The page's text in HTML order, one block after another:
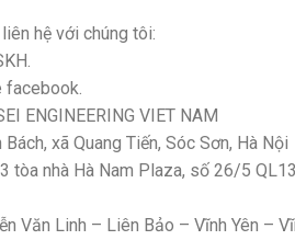
hệ với chúng tôi:
facebook.
ENGINEERING VIET NAM
xã Quang Tiến, Sóc Sơn, Hà Nội
tòa nhà Hà Nam Plaza, số 26/5
Văn Linh – Liên Bảo – Vĩnh Yên –